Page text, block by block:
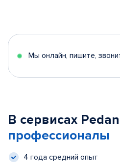
Мы онлайн, пишите,
В сервисах
профессионалы
4 года средний опыт